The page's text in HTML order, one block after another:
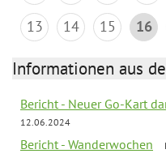
13
14 15 16
Informationen aus
Bericht - Neuer Go-Kart
12.06.2024
Bericht - Wanderwochen